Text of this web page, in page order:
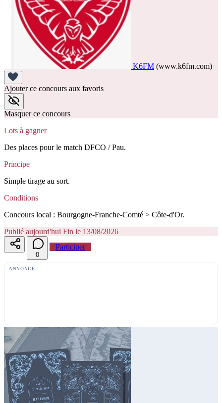
K6FM (www.k6fm.com)
Ajouter ce concours aux favoris
Masquer ce concours
Lots à gagner
Des places pour le match DFCO / Pau.
Principe
Simple tirage au sort.
Conditions
Concours local : Bourgogne-Franche-Comté > Côte-d'Or.
Publié aujourd'hui Fin le 13/08/2026
0
Participer
ANNONCE